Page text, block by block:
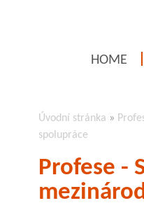
HOME
Úvodní stránka »
spolupráce
Profese -